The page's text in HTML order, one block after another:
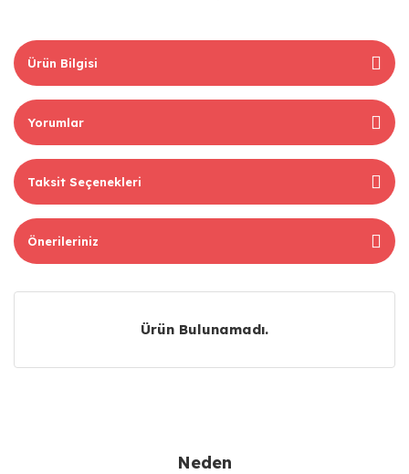
Ürün Bilgisi
Yorumlar
Taksit Seçenekleri
Önerileriniz
Ürün Bulunamadı.
Neden